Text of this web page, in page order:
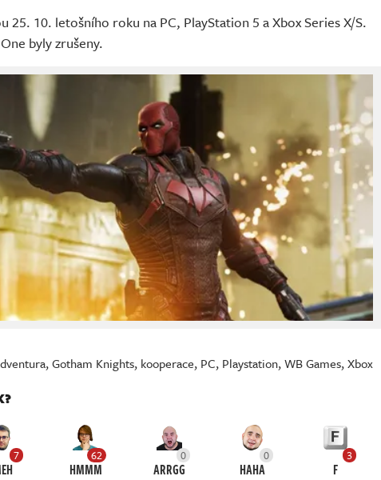
25. 10. letošního roku na PC, PlayStation 5 a Xbox Series X/S.
byly zrušeny.
,Gotham Knights, kooperace, PC, Playstation,WB Games,Xbox
7 62
HMMM
0
ARRGG
0
HAHA
3
F